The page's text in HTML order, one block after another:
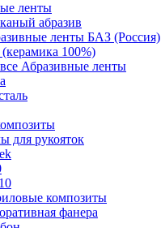
ленты
абразив
ленты БАЗ (Россия)
100%)
Абразивные ленты
для рукояток
композиты
фанера